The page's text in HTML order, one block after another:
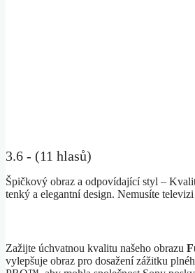
3.6 - (11 hlasů)
Špičkový obraz a odpovídající styl –
tenký a elegantní design. Nemusíte
Zažijte úchvatnou kvalitu našeho obrazu
vylepšuje obraz pro dosažení zážitku